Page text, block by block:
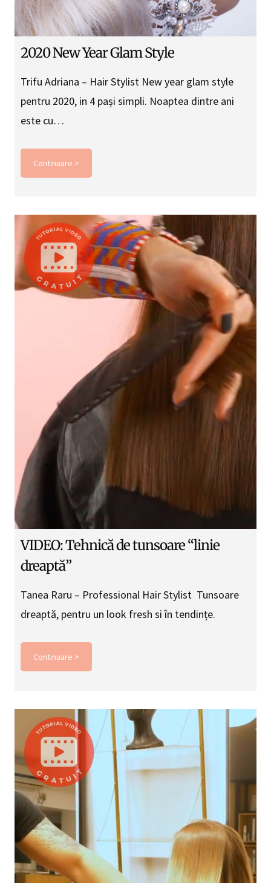
2020 New Year Glam Style
Trifu Adriana – Hair Stylist New year glam style
pentru 2020, in 4 pași simpli. Noaptea dintre ani
este cu…
Continuare >
VIDEO: Tehnică de tunsoare “linie
dreaptă”
Tanea Raru – Professional Hair Stylist Tunsoare
dreaptă, pentru un look fresh si în tendințe.
Continuare >